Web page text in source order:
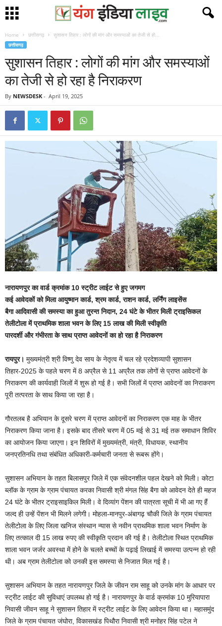
Home छत्तीसगढ़ सुशासन तिहार : लोगों की मांग और समस्याओं का तेजी से हो...
छत्तीसगढ़
सुशासन तिहार : लोगों की मांग और समस्याओं
का तेजी से हो रहा है निराकरण
By NEWSDESK - April 19, 2025
नारायणपुर का वार्ड क्रमांक 10 स्ट्रीट लाईट से हुए जगमग
कई आवेदकों को मिला आयुष्मान कार्ड, श्रम कार्ड, राशन कार्ड, लर्निंग लाइसेंस
बैगा आदिवासी की समस्या का हुआ तुरन्त निदान, 24 घंटे के भीतर मिली ट्राइसिकल
तेलीटोला में प्राथमिक शाला भवन के लिए 15 लाख की मिली स्वीकृति
पारदर्शी और गंभीरता के साथ प्राप्त आवेदनों का हो रहा है निराकरण
रायपुर। मुख्यमंत्री श्री विष्णु देव साय के नेतृत्व में चल रहे प्रदेशव्यापी सुशासन
तिहार-2025 के पहले चरण में 8 अप्रैल से 11 अप्रैल तक लोगों से प्राप्त आवेदनों के
निराकरण की कार्यवाही जिलों में शुरू हो गई है। सभी जिलों में प्राप्त आवेदनों का निराकरण
पूरी तत्परता के साथ किया जा रहा है।
गौरतलब है अभियान के दूसरे चरण में प्राप्त आवेदनों का निराकरण एक माह के भीतर
निराकरण किया जाना है। इसके बाद तीसरे चरण में 05 मई से 31 मई तक समाधान शिविर
का आयोजन किया जाएगा। इन शिविरों में मुख्यमंत्री, मंत्री, विधायक, स्थानीय
जनप्रतिनधि तथा संबंधित अधिकारी-कर्मचारी जनता से रूबरू होंगे।
सुशासन अभियान के तहत बिलासपुर जिले में एक संवेदनशील पहल देखने को मिली। कोटा
ब्लॉक के ग्राम के ग्राम पंचायत करका निवासी श्री मंगल सिंह बैगा को आवेदन देते ही महज
24 घंटे के भीतर ट्राइसाइकिल मिली। वे दिव्यांग पेंशन की पात्रता सूची में भी आ गए हैं
जल्द ही उन्हें पेंशन भी मिलने लगेगी। मोहला-मानपुर-अंबागढ़ चौकी जिले के ग्राम पंचायत
तेलीटोला के लिए जिला खनिज संस्थान न्यास से नवीन प्राथमिक शाला भवन निर्माण के
लिए तत्काल दी 15 लाख रुपए की स्वीकृति प्रदान की गई है। तेलीटोला स्थित प्राथमिक
शाला भवन जर्जर अवस्था में होने के चलते बच्चों के पढ़ाई लिखाई में समस्या उत्पन्न हो रही
थी। अब ग्राम तेलीटोला को उनकी इस समस्या से निजात मिल गई है।
सुशासन अभियान के तहत नारायणपुर जिले के जीवन राम साहू को उनके मांग के आधार पर
स्ट्रीट लाईट की सुविधाएं उपलब्ध हो गई है। नारायणपुर के वार्ड क्रमांक 10 मुरियापारा
निवासी जीवन साहू ने सुशासन तिहार में स्ट्रीट लाईट के लिए आवेदन किया था। महासमुंद
जिले के ग्राम पंचायत जंघोरा, विकासखंड पिथौरा निवासी श्री मनोहर सिंह पटेल ने